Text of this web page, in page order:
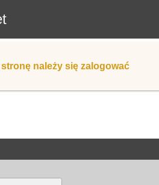
należy się zalogować